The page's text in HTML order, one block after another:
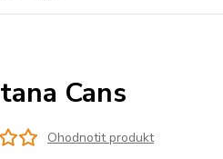
Cans
Ohodnotit produkt